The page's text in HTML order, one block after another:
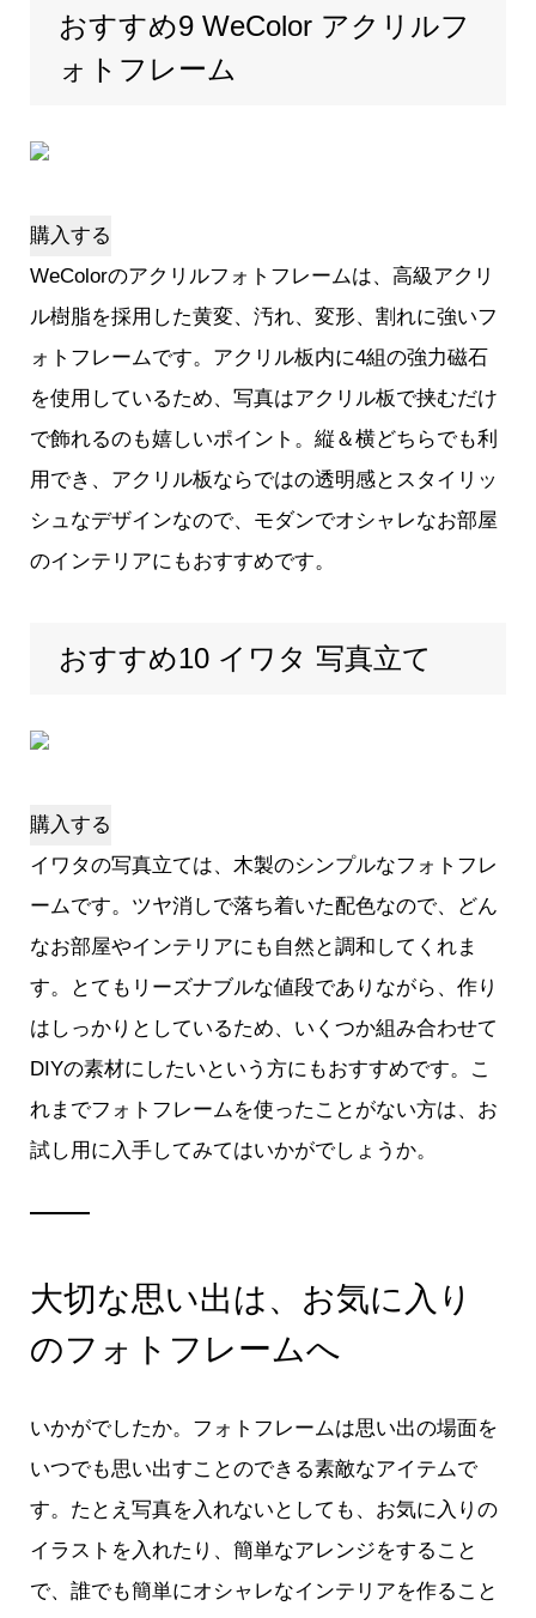
おすすめ9 WeColor アクリルフ
ォトフレーム
購入する
WeColorのアクリルフォトフレームは、高級アクリ
ル樹脂を採用した黄変、汚れ、変形、割れに強いフ
ォトフレームです。アクリル板内に4組の強力磁石
を使用しているため、写真はアクリル板で挟むだけ
で飾れるのも嬉しいポイント。縦＆横どちらでも利
用でき、アクリル板ならではの透明感とスタイリッ
シュなデザインなので、モダンでオシャレなお部屋
のインテリアにもおすすめです。
おすすめ10 イワタ 写真立て
購入する
イワタの写真立ては、木製のシンプルなフォトフレ
ームです。ツヤ消しで落ち着いた配色なので、どん
なお部屋やインテリアにも自然と調和してくれま
す。とてもリーズナブルな値段でありながら、作り
はしっかりとしているため、いくつか組み合わせて
DIYの素材にしたいという方にもおすすめです。こ
れまでフォトフレームを使ったことがない方は、お
試し用に入手してみてはいかがでしょうか。
大切な思い出は、お気に入り
のフォトフレームへ
いかがでしたか。フォトフレームは思い出の場面を
いつでも思い出すことのできる素敵なアイテムで
す。たとえ写真を入れないとしても、お気に入りの
イラストを入れたり、簡単なアレンジをすること
で、誰でも簡単にオシャレなインテリアを作ること